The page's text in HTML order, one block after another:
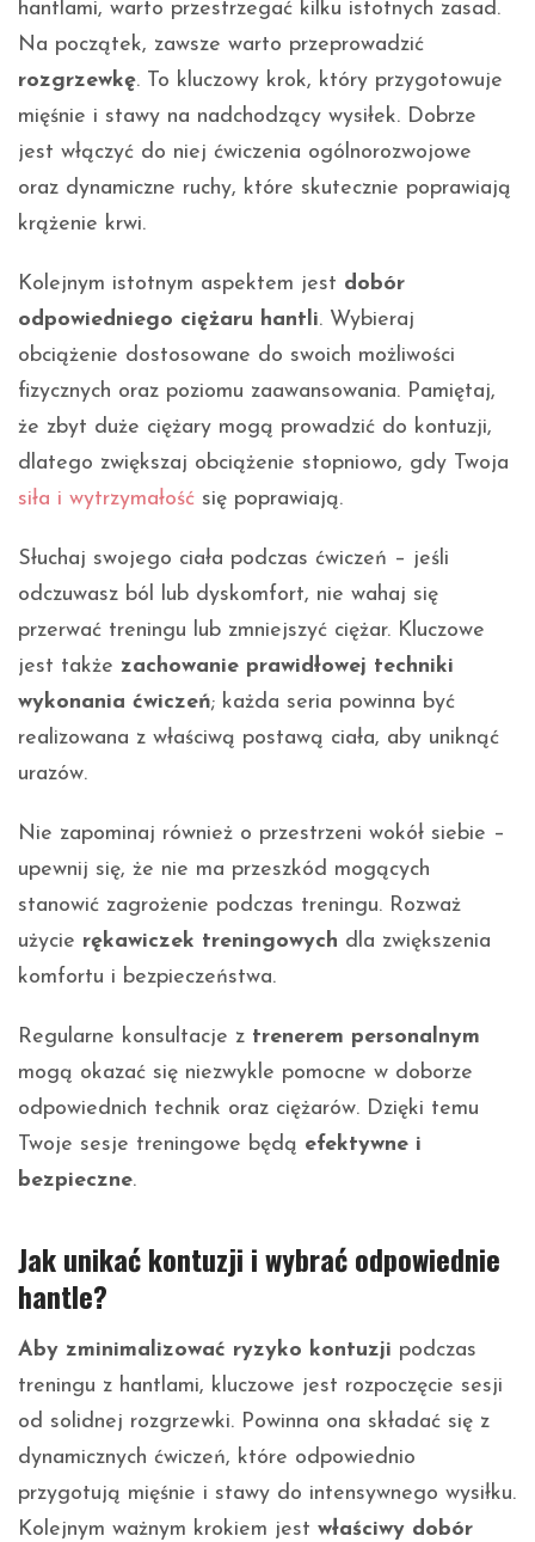
hantlami, warto przestrzegać kilku istotnych zasad.
Na początek, zawsze warto przeprowadzić
rozgrzewkę. To kluczowy krok, który przygotowuje
mięśnie i stawy na nadchodzący wysiłek. Dobrze
jest włączyć do niej ćwiczenia ogólnorozwojowe
oraz dynamiczne ruchy, które skutecznie poprawiają
krążenie krwi.
Kolejnym istotnym aspektem jest dobór
odpowiedniego ciężaru hantli. Wybieraj
obciążenie dostosowane do swoich możliwości
fizycznych oraz poziomu zaawansowania. Pamiętaj,
że zbyt duże ciężary mogą prowadzić do kontuzji,
dlatego zwiększaj obciążenie stopniowo, gdy Twoja
siła i wytrzymałość się poprawiają.
Słuchaj swojego ciała podczas ćwiczeń – jeśli
odczuwasz ból lub dyskomfort, nie wahaj się
przerwać treningu lub zmniejszyć ciężar. Kluczowe
jest także zachowanie prawidłowej techniki
wykonania ćwiczeń; każda seria powinna być
realizowana z właściwą postawą ciała, aby uniknąć
urazów.
Nie zapominaj również o przestrzeni wokół siebie –
upewnij się, że nie ma przeszkód mogących
stanowić zagrożenie podczas treningu. Rozważ
użycie rękawiczek treningowych dla zwiększenia
komfortu i bezpieczeństwa.
Regularne konsultacje z trenerem personalnym
mogą okazać się niezwykle pomocne w doborze
odpowiednich technik oraz ciężarów. Dzięki temu
Twoje sesje treningowe będą efektywne i
bezpieczne.
Jak unikać kontuzji i wybrać odpowiednie
hantle?
Aby zminimalizować ryzyko kontuzji podczas
treningu z hantlami, kluczowe jest rozpoczęcie sesji
od solidnej rozgrzewki. Powinna ona składać się z
dynamicznych ćwiczeń, które odpowiednio
przygotują mięśnie i stawy do intensywnego wysiłku.
Kolejnym ważnym krokiem jest właściwy dobór